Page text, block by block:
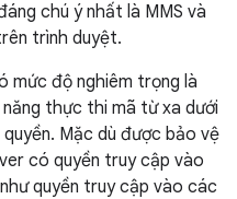
chú ý nhất là MMS và
trình duyệt.
mức độ nghiêm trọng là
thực thi mã từ xa dưới
Mặc dù được bảo vệ
có quyền truy cập vào
quyền truy cập vào các